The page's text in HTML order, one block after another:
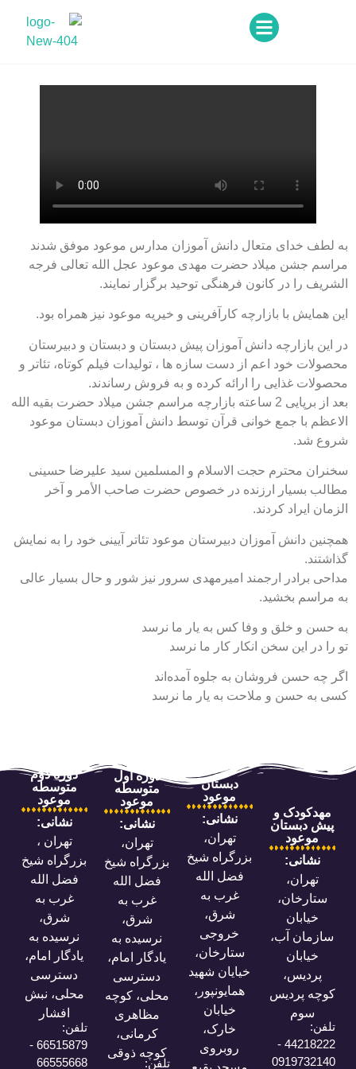
دانش آموزان مدارس موعود موفق شدند
حضرت مهدی موعود عجل الله تعالی فرجه
فرهنگی توحید برگزار نمایند.
کارآفرینی و خیریه موعود نیز همراه بود.
دانش آموزان پیش دبستان و دبستان و دبیرستان
از دست سازه ها ، تولیدات فیلم کوتاه، تئاتر و
را ارائه کرده و به فروش رساندند.
بعد از برپایی 2 ساعته بازارچه مراسم جشن میلاد حضرت بقیه الله
خوانی قرآن توسط دانش آموزان دبستان موعود
حجت الاسلام و المسلمین سید علیرضا حسینی
ارزنده در خصوص حضرت صاحب الأمر و آخر
دبیرستان موعود تئاتر آیینی خود را به نمایش
امیرمهدی سرور نیز شور و حال بسیار عالی
وفا کس به یار ما نرسد
انکار کار ما نرسد
به جلوه آمده‌اند
ملاحت به یار ما نرسد
نشانی:
تهران،
بزرگراه شیخ
فضل الله
غرب به
شرق،
خروجی
ستارخان،
خیایان شهید
همایونپور،
خیابان
خارک،
روبروی
دوره اول
متوسطه
موعود
نشانی
تهران،
بزرگراه شیخ
فضل الله
غرب به
شرق،
نرسیده به
یادگار امام،
دسترسی
محلی، کوچه
مظاهری
کرمانی،
کوچه ذوقی
تلفن:
دوره دوم
متوسطه
موعود
نشانی:
تهران ،
بزرگراه شیخ
فضل الله
غرب به
شرق،
نرسیده به
یادگار امام،
دسترسی
محلی، نبش
افشار
تلفن:
66555668